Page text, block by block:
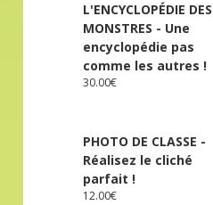
L'ENCYCLOPÉDIE DES
MONSTRES - Une
encyclopédie pas
comme les autres !
30.00€
PHOTO DE CLASSE -
Réalisez le cliché
parfait !
12.00€